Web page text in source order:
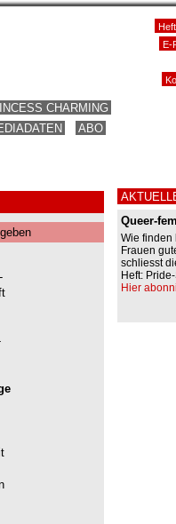
CHARMING
ABO
Queer-
Wie finden
Frauen
schliesst
Heft:
Hier
E-